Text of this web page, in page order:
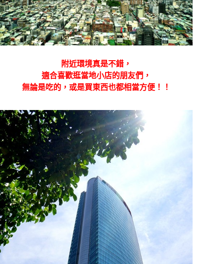
附近環境真是不錯，
適合喜歡逛當地小店的朋友們，
無論是吃的，或是買東西也都相當方便！！